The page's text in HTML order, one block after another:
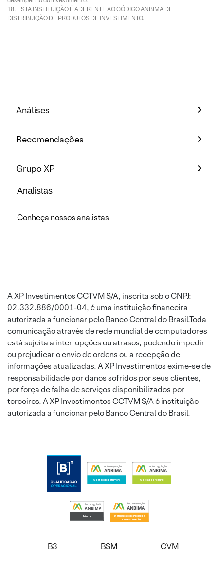
ESTA INSTITUIÇÃO É ADERENTE AO CÓDIGO ANBIMA DE
DISTRIBUIÇÃO DE PRODUTOS DE INVESTIMENTO.
Análises
Recomendações
Grupo XP
Analistas
Conheça nossos analistas
A XP Investimentos CCTVM S/A, inscrita sob o CNPJ:
02.332.886/0001-04, é uma instituição financeira
autorizada a funcionar pelo Banco Central do Brasil.Toda
comunicação através de rede mundial de computadores
está sujeita a interrupções ou atrasos, podendo impedir
ou prejudicar o envio de ordens ou a recepção de
informações atualizadas. A XP Investimentos exime-se de
responsabilidade por danos sofridos por seus clientes,
por força de falha de serviços disponibilizados por
terceiros. A XP Investimentos CCTVM S/A é instituição
autorizada a funcionar pelo Banco Central do Brasil.
B3 BSM
CVM